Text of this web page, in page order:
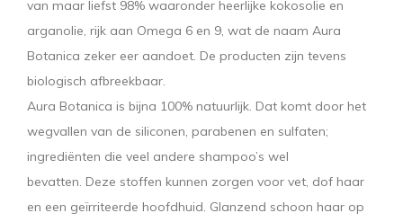
van maar liefst 98% waaronder heerlijke kokosolie en
arganolie, rijk aan Omega 6 en 9, wat de naam Aura
Botanica zeker eer aandoet. De producten zijn tevens
biologisch afbreekbaar.
Aura Botanica is bijna 100% natuurlijk. Dat komt door het
wegvallen van de siliconen, parabenen en sulfaten;
ingrediënten die veel andere shampoo’s wel
bevatten. Deze stoffen kunnen zorgen voor vet, dof haar
en een geïrriteerde hoofdhuid. Glanzend schoon haar op